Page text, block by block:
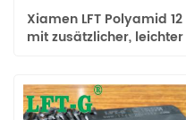
Xiamen LFT Polyamid 12
mit zusätzlicher, leichter
erhältlich